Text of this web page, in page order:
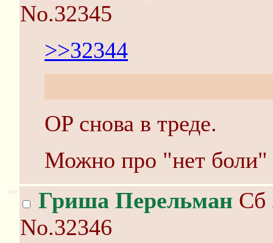
No.32345
>>32344
OP снова в треде.
Можно про "нет боли"
>> Гриша Перельман Сб
No.32346